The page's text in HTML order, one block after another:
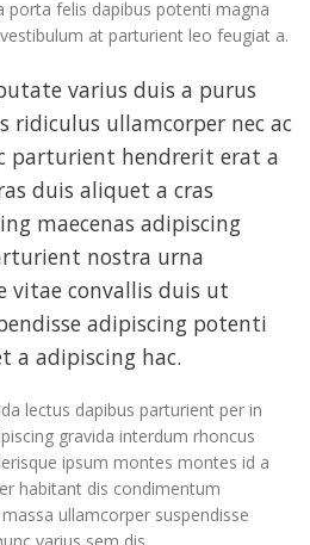
porta felis dapibus potenti magna
at parturient leo feugiat a.
varius duis a purus
ridiculus ullamcorper nec ac
parturient hendrerit erat a
duis aliquet a cras
maecenas adipiscing
nostra urna
vitae convallis duis ut
adipiscing potenti
a adipiscing hac.
lectus dapibus parturient per in
gravida interdum rhoncus
ipsum montes montes id a
habitant dis condimentum
ullamcorper suspendisse